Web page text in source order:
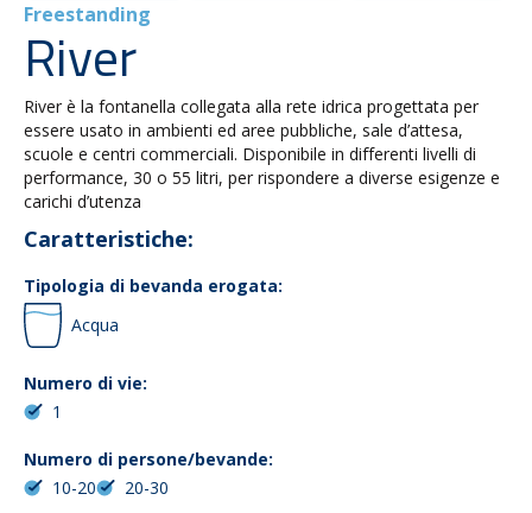
Freestanding
River
River è la fontanella collegata alla rete idrica progettata per
essere usato in ambienti ed aree pubbliche, sale d’attesa,
scuole e centri commerciali. Disponibile in differenti livelli di
performance, 30 o 55 litri, per rispondere a diverse esigenze e
carichi d’utenza
Caratteristiche:
Tipologia di bevanda erogata:
Acqua
Numero di vie:
1
Numero di persone/bevande:
10-20
20-30